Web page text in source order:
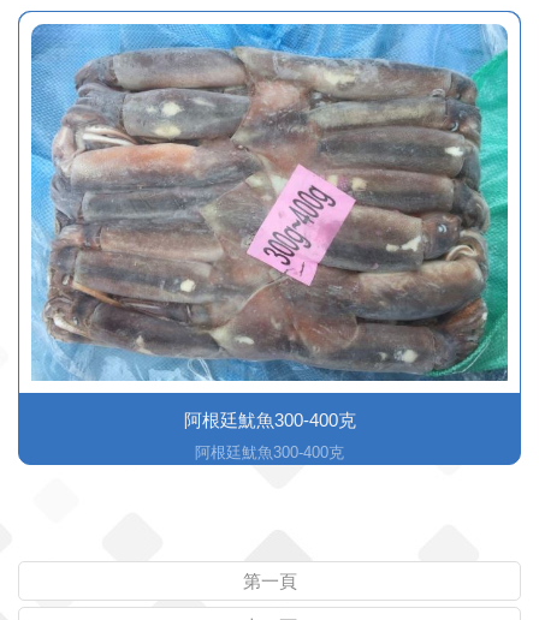
阿根廷魷魚300-400克
阿根廷魷魚300-400克
第一頁